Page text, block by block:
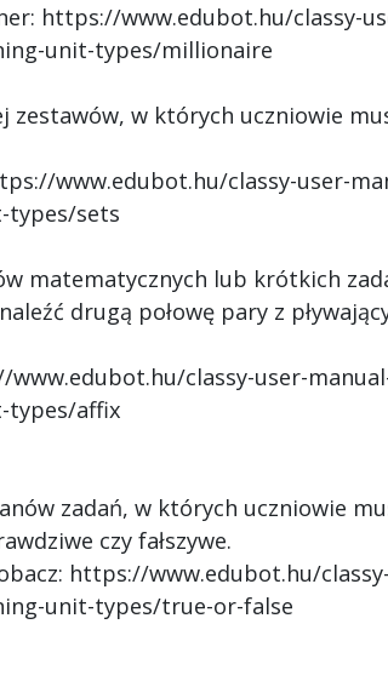
https://www.edubot.hu/classy-
unit-types/millionaire
zestawów, w których uczniowie
www.edubot.hu/classy-user-
types/sets
matematycznych lub krótkich
drugą połowę pary z
classy-user-
types/affix
zadań, w których uczniowie
czy fałszywe.
https://www.edubot.hu/
unit-types/true-or-false